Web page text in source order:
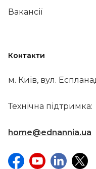
Вакансії
Контакти
м. Київ, вул.
Технічна підтримка:
home@ednannia.ua